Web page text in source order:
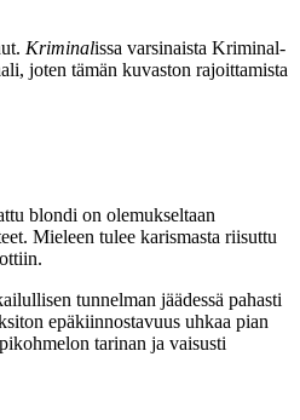
Kriminalissa varsinaista Kriminal-
joten tämän kuvaston rajoittamista
blondi on olemukseltaan
Mieleen tulee karismasta riisuttu
tunnelman jäädessä pahasti
epäkiinnostavuus uhkaa pian
tarinan ja vaisusti